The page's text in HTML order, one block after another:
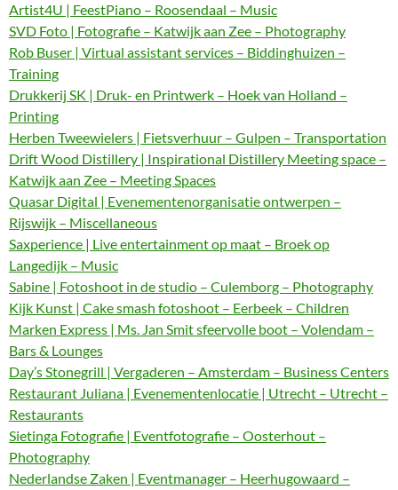
Artist4U | FeestPiano – Roosendaal – Music
SVD Foto | Fotografie – Katwijk aan Zee – Photography
Rob Buser | Virtual assistant services – Biddinghuizen –
Training
Drukkerij SK | Druk- en Printwerk – Hoek van Holland –
Printing
Herben Tweewielers | Fietsverhuur – Gulpen – Transportation
Drift Wood Distillery | Inspirational Distillery Meeting space –
Katwijk aan Zee – Meeting Spaces
Quasar Digital | Evenementenorganisatie ontwerpen –
Rijswijk – Miscellaneous
Saxperience | Live entertainment op maat – Broek op
Langedijk – Music
Sabine | Fotoshoot in de studio – Culemborg – Photography
Kijk Kunst | Cake smash fotoshoot – Eerbeek – Children
Marken Express | Ms. Jan Smit sfeervolle boot – Volendam –
Bars & Lounges
Day’s Stonegrill | Vergaderen – Amsterdam – Business Centers
Restaurant Juliana | Evenementenlocatie | Utrecht – Utrecht –
Restaurants
Sietinga Fotografie | Eventfotografie – Oosterhout –
Photography
Nederlandse Zaken | Eventmanager – Heerhugowaard –